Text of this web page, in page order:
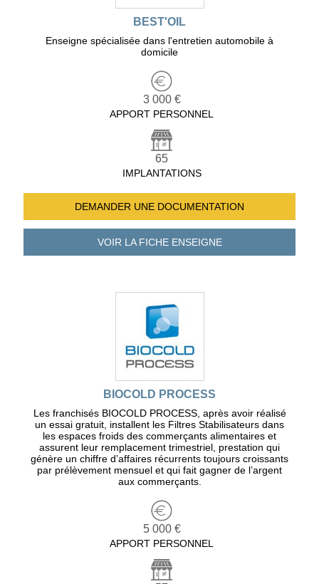
BEST'OIL
Enseigne spécialisée dans l'entretien automobile à
domicile
3 000 €
APPORT PERSONNEL
65
IMPLANTATIONS
DEMANDER UNE DOCUMENTATION
VOIR LA FICHEENSEIGNE
BIOCOLD PROCESS
Les franchisés BIOCOLD PROCESS, après avoir réalisé
un essai gratuit, installent les Filtres Stabilisateurs dans
les espaces froids des commerçants alimentaires et
assurent leur remplacement trimestriel, prestation qui
génère un chiffre d’affaires récurrents toujours croissants
par prélèvement mensuel et qui fait gagner de l’argent
aux commerçants.
5 000 €
APPORT PERSONNEL